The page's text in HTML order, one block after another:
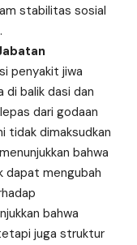
stabilitas sosial
penyakit jiwa
di balik dasi dan
dari godaan
tidak dimaksudkan
bahwa
dapat mengubah
bahwa
juga struktur